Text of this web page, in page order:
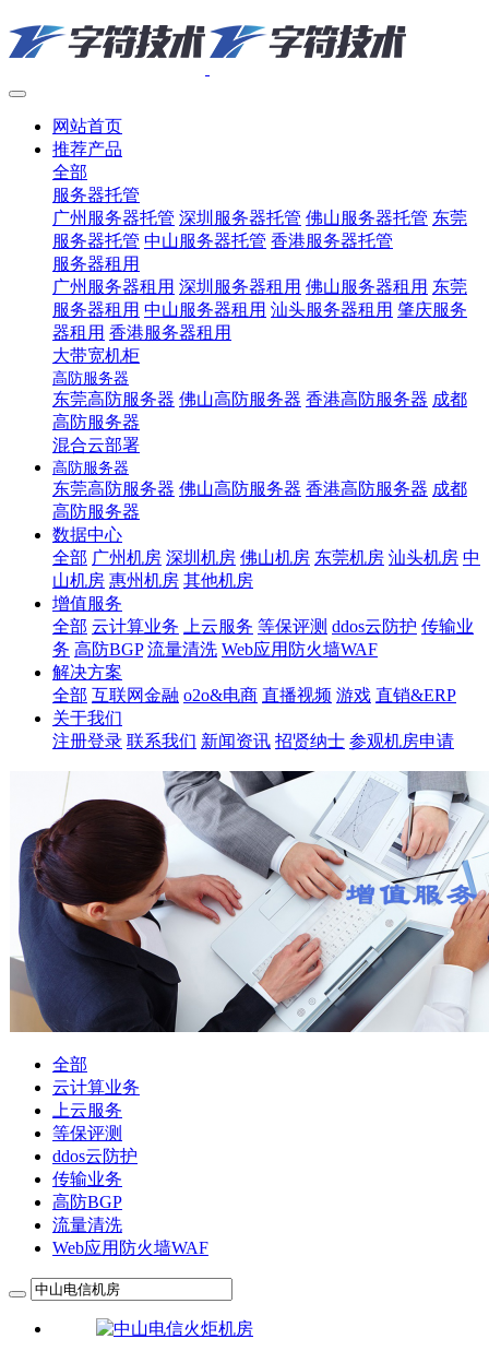
网站首页
推荐产品
全部
服务器托管
广州服务器托管 深圳服务器托管 佛山服务器托管 东莞
服务器托管 中山服务器托管 香港服务器托管
服务器租用
广州服务器租用 深圳服务器租用 佛山服务器租用 东莞
服务器租用 中山服务器租用 汕头服务器租用 肇庆服务
器租用 香港服务器租用
大带宽机柜
高防服务器
东莞高防服务器 佛山高防服务器 香港高防服务器 成都
高防服务器
混合云部署
高防服务器
东莞高防服务器 佛山高防服务器 香港高防服务器 成都
高防服务器
数据中心
全部 广州机房 深圳机房 佛山机房 东莞机房 汕头机房 中
山机房 惠州机房 其他机房
增值服务
全部 云计算业务 上云服务 等保评测 ddos云防护 传输业
务 高防BGP 流量清洗 Web应用防火墙WAF
解决方案
全部 互联网金融 o2o&电商 直播视频 游戏 直销&ERP
关于我们
注册登录 联系我们 新闻资讯 招贤纳士 参观机房申请
全部
云计算业务
上云服务
等保评测
ddos云防护
传输业务
高防BGP
流量清洗
Web应用防火墙WAF